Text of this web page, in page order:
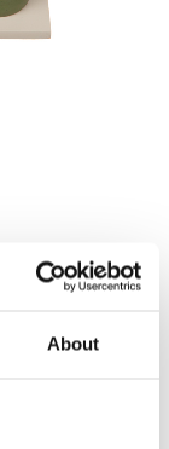
About